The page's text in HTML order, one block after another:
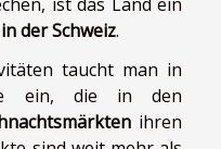
der Schweiz.
taucht man in
ein, die in den
ihren